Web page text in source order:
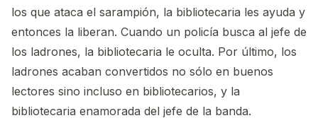
los que ataca el sarampión, la bibliotecaria les ayuda y
entonces la liberan. Cuando un policía busca al jefe de
los ladrones, la bibliotecaria le oculta. Por último, los
ladrones acaban convertidos no sólo en buenos
lectores sino incluso en bibliotecarios, y la
bibliotecaria enamorada del jefe de la banda.